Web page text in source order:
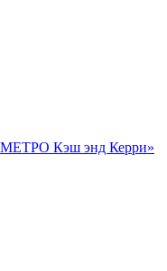
Кэш энд Керри»